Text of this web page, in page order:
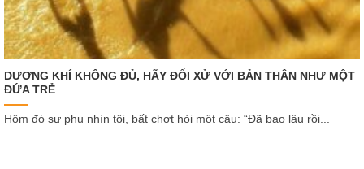
DƯƠNG KHÍ KHÔNG ĐỦ, HÃY ĐỐI XỬ VỚI BẢN THÂN NHƯ MỘT
ĐỨA TRẺ
Hôm đó sư phụ nhìn tôi, bất chợt hỏi một câu: “Đã bao lâu rồi...